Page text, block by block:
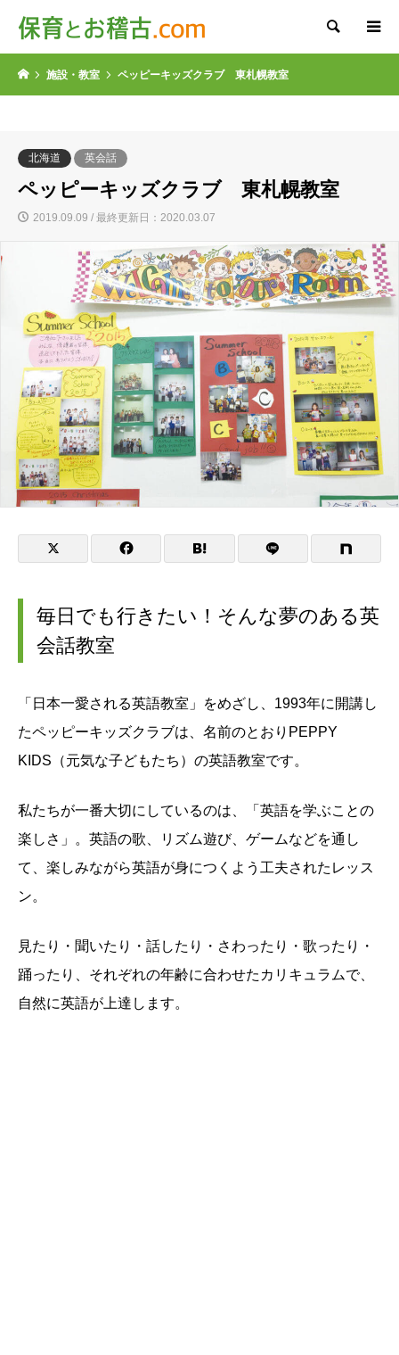
検索
施設・教室 ペッピーキッズクラブ 東札幌教室
北海道 英会話
ペッピーキッズクラブ 東札幌教室
2019.09.09 / 最終更新日：2020.03.07
毎日でも行きたい！そんな夢のある英
会話教室
「日本一愛される英語教室」をめざし、1993年に開講し
たペッピーキッズクラブは、名前のとおりPEPPY
KIDS（元気な子どもたち）の英語教室です。
私たちが一番大切にしているのは、「英語を学ぶことの
楽しさ」。英語の歌、リズム遊び、ゲームなどを通し
て、楽しみながら英語が身につくよう工夫されたレッス
ン。
見たり・聞いたり・話したり・さわったり・歌ったり・
踊ったり、それぞれの年齢に合わせたカリキュラムで、
自然に英語が上達します。